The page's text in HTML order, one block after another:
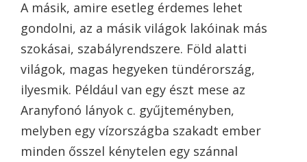
A másik, amire esetleg érdemes lehet
gondolni, az a másik világok lakóinak más
szokásai, szabályrendszere. Föld alatti
világok, magas hegyeken tündérország,
ilyesmik. Például van egy észt mese az
Aranyfonó lányok c. gyűjteményben,
melyben egy vízországba szakadt ember
minden ősszel kénytelen egy szánnal